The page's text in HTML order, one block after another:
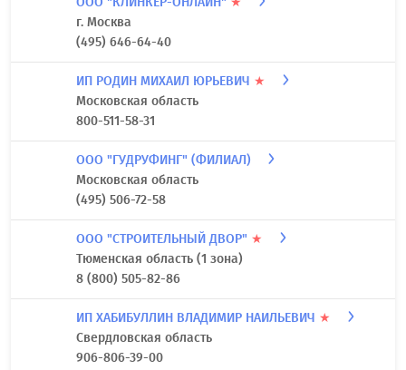
г. Москва
(495) 646-64-40
ИП РОДИН МИХАИЛ ЮРЬЕВИЧ ★
Московская область
800-511-58-31
ООО "ГУДРУФИНГ" (ФИЛИАЛ)
Московская область
(495) 506-72-58
ООО "СТРОИТЕЛЬНЫЙ ДВОР" ★
Тюменская область (1 зона)
8 (800) 505-82-86
ИП ХАБИБУЛЛИН ВЛАДИМИР НАИЛЬЕВИЧ ★
Свердловская область
906-806-39-00